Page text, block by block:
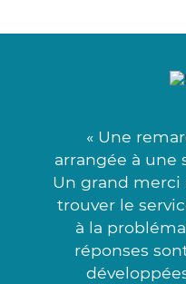
« Une
arrangée à une
Un grand merci
trouver le
à la
réponses